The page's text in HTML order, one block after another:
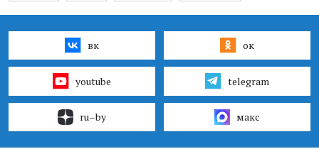
вк ок
youtube telegram
ru–by макс